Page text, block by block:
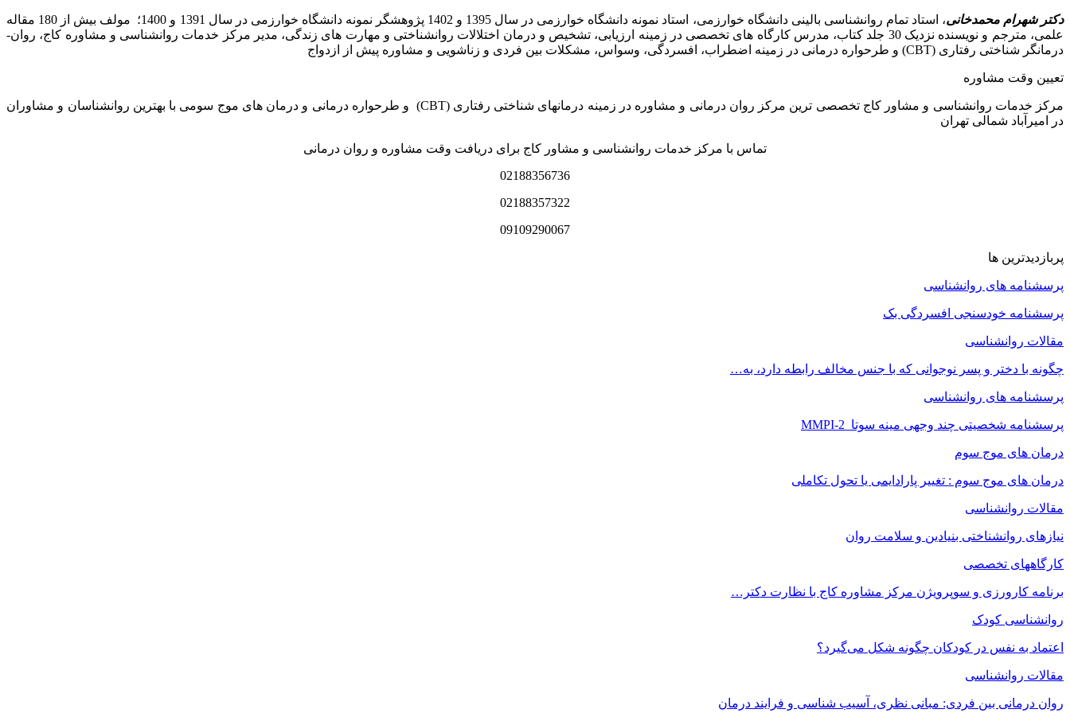
دکتر شهرام محمدخانی
، استاد تمام روانشناسی بالینی دانشگاه خوارزمی، استاد نمونه دانشگاه خوارزمی در سال 1395 و 1402 پژوهشگر نمونه دانشگاه خوارزمی در سال 1391 و 1400؛ مولف بیش از 180 مقاله
علمی، مترجم و نویسنده نزدیک 30 جلد کتاب، مدرس کارگاه­ های تخصصی در زمینه ارزیابی، تشخیص و درمان اختلالات روانشناختی و مهارت های زندگی، مدیر مرکز خدمات روانشناسی و مشاوره کاج، روان­
درمانگر شناختی رفتاری (CBT) و طرحواره درمانی در زمینه اضطراب، افسردگی، وسواس، مشکلات بین فردی و زناشویی و مشاوره پیش از ازدواج
تعیین وقت مشاوره
مرکز خدمات روانشناسی و مشاور کاج تخصصی‏ ترین مرکز روان درمانی و مشاوره در زمینه درمان‏های شناختی رفتاری (CBT) و طرحواره درمانی و درمان های موج سومی با بهترین روانشناسان و مشاوران
در امیرآباد شمالی تهران
تماس با مرکز خدمات روانشناسی و مشاور کاج برای دریافت وقت مشاوره و روان درمانی
02188356736
02188357322
09109290067
پربازدیدترین ها
پرسشنامه های روانشناسی
پرسشنامه خودسنجی افسردگی بک
مقالات روانشناسی
چگونه با دختر و پسر نوجوانی که با جنس مخالف رابطه دارد، به…
پرسشنامه های روانشناسی
پرسشنامه شخصیتی چند وجهی مینه سوتا MMPI-2
درمان های موج سوم
درمان های موج سوم : تغییر پارادایمی یا تحول تکاملی
مقالات روانشناسی
نیازهای روانشناختی بنیادین و سلامت روان
کارگاههای تخصصی
برنامه کارورزی و سوپرویژن مرکز مشاوره کاج با نظارت دکتر…
روانشناسی کودک
اعتماد به‌ نفس در کودکان چگونه شکل می‌گیرد؟
مقالات روانشناسی
روان درمانی بین فردی: مبانی نظری، آسیب شناسی و فرایند درمان